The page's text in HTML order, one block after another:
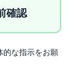
確認
的な指示をお願